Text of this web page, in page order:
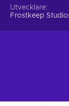
Utvecklare
Frostkeep